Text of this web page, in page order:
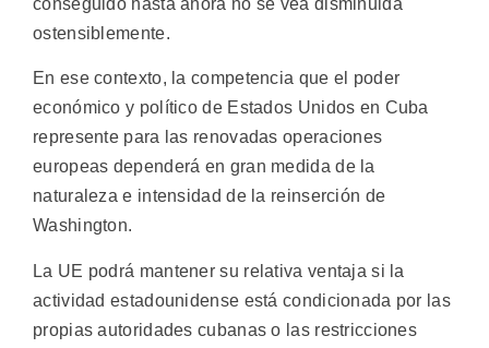
ostensiblemente.
En ese contexto, la competencia que el poder
económico y político de Estados Unidos en Cuba
represente para las renovadas operaciones
europeas dependerá en gran medida de la
naturaleza e intensidad de la reinserción de
Washington.
La UE podrá mantener su relativa ventaja si la
actividad estadounidense está condicionada por las
propias autoridades cubanas o las restricciones